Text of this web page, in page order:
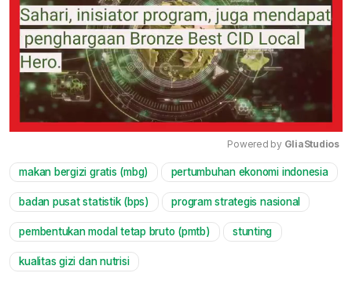
Mute
Powered by GliaStudios
makan bergizi gratis (mbg) pertumbuhan ekonomi indonesia
badan pusat statistik (bps) program strategis nasional
pembentukan modal tetap bruto (pmtb) stunting
kualitas gizi dan nutrisi